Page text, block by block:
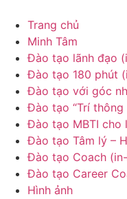
đến
dung
Trang chủ
Minh Tâm
Đào tạo lãnh đạo
Đào tạo 180 phút
Đào tạo với góc
Đào tạo “Trí thông
Đào tạo MBTI cho
Đào tạo Tâm lý –
Đào tạo Coach
Đào tạo Career
Hình ảnh